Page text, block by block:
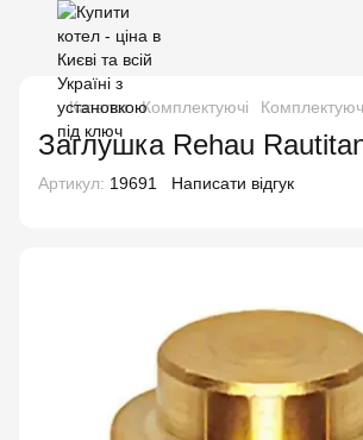
Каталог Комплектуючі
Заглушка Rehau
Артикул: 19691 Написати відгук